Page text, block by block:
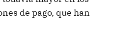
de pago, que han